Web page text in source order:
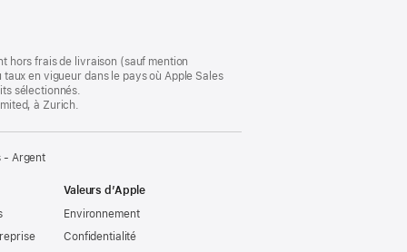
hors frais de livraison (sauf mention
en vigueur dans le pays où Apple Sales
sélectionnés.
à Zurich.
- Argent
Valeurs d’Apple
Environnement
Confidentialité